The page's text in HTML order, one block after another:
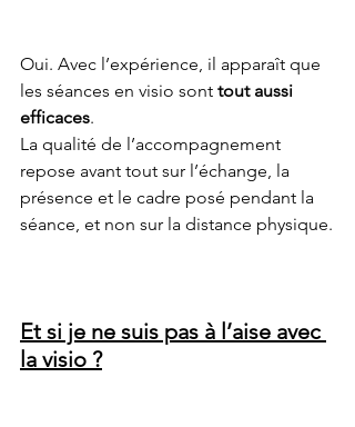
Oui. Avec l’expérience, il apparaît que
les séances en visio sont tout aussi
efficaces.
La qualité de l’accompagnement
repose avant tout sur l’échange, la
présence et le cadre posé pendant la
séance, et non sur la distance physique.
Et si je ne suis pas à l’aise avec
la visio ?